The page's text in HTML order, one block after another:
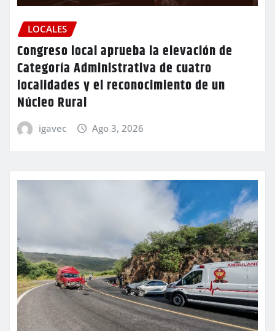
LOCALES
Congreso local aprueba la elevación de
Categoría Administrativa de cuatro
localidades y el reconocimiento de un
Núcleo Rural
igavec Ago 3, 2026